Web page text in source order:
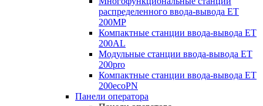
распределенного ввода-вывода ET
200MP
Компактные станции ввода-вывода ET
200AL
Модульные станции ввода-вывода ET
200pro
Компактные станции ввода-вывода ET
200ecoPN
Панели оператора